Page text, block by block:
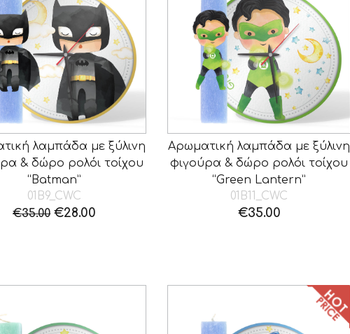
λαμπάδα με ξύλινη
& δώρο ρολόι τοίχου
“Batman”
01B9_CWC
€35.00 Original
€28.00
Αρωματική λαμπάδα με ξύλινη
φιγούρα & δώρο ρολόι τοίχου
“Green Lantern”
01B11_CWC
€35.00